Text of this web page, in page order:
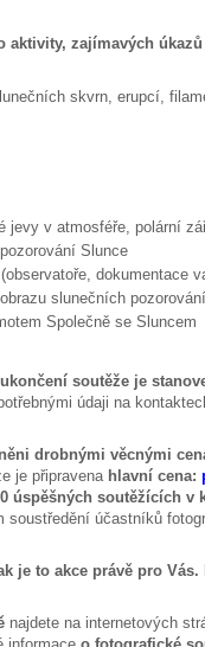
aktivity, zajímavých úkazů
skvrn, erupcí,
jevy v atmosféře, polární
Slunce
dokumentace
slunečních pozorování
Společně se Sluncem
soutěže je
údaji na
drobnými věcnými
je připravena hlavní cena:
úspěšných soutěžících v
soustředění účastníků
je to akce právě pro Vás.
najdete na internetových